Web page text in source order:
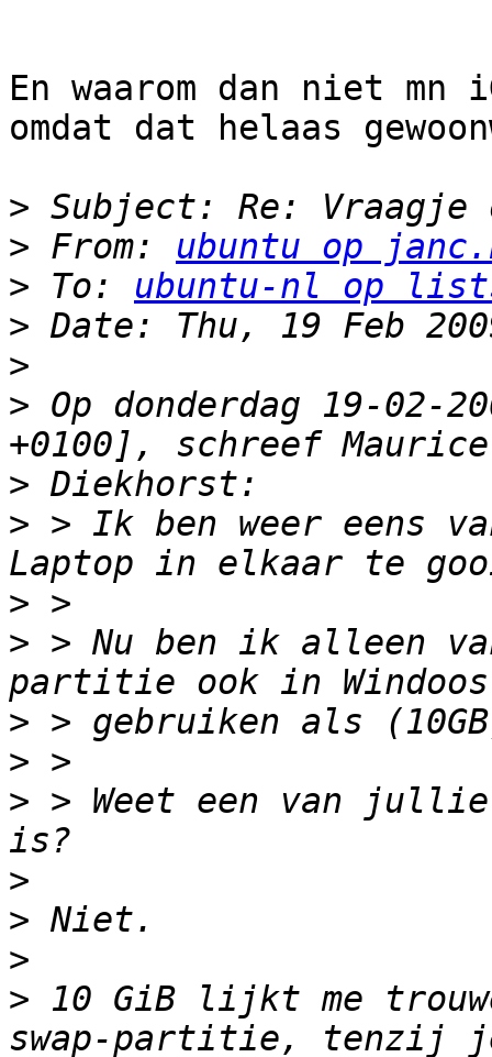
En waarom dan niet mn
omdat dat helaas
>
> From: ubuntu op
> To: ubuntu-nl op
>
>
> Op donderdag 19-02-
>
> > Ik ben weer eens
>
> > Nu ben ik alleen
>
>
> > Weet een van
>
>
>
> 10 GiB lijkt me